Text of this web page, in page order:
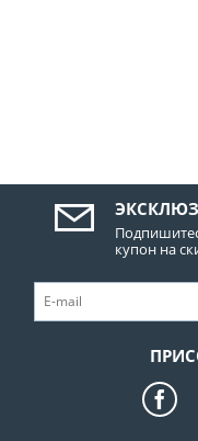
купон на